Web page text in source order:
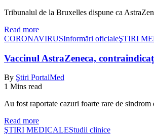
Tribunalul de la Bruxelles dispune ca
Read more
CORONAVIRUSInformări oficialeŞTIRI
Vaccinul AstraZeneca,
By Ştiri PortalMed
1 Mins read
Au fost raportate cazuri foarte rare de
Read more
ŞTIRI MEDICALEStudii clinice